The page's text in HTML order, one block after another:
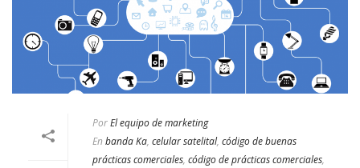
PorEl equipo de marketing
En banda Ka, celular satelital, código de buenas
prácticas comerciales, código de prácticas comerciales,